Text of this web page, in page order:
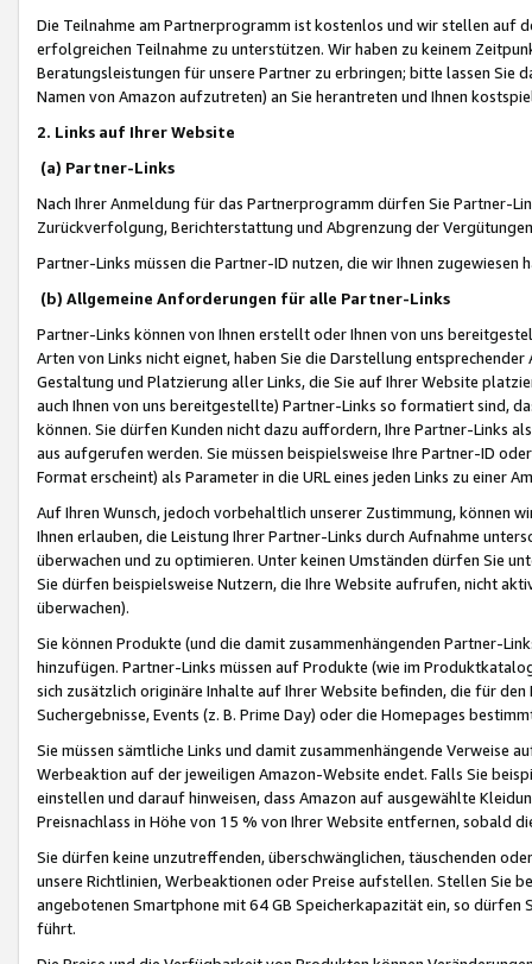
Die Teilnahme am Partnerprogramm ist kostenlos und wir stellen auf
erfolgreichen Teilnahme zu unterstützen. Wir haben zu keinem
Beratungsleistungen für unsere Partner zu erbringen; bitte lassen Sie
Namen von Amazon aufzutreten) an Sie herantreten und Ihnen
2. Links auf Ihrer Website
(a) Partner-Links
Nach Ihrer Anmeldung für das Partnerprogramm dürfen Sie Partner-
Zurückverfolgung, Berichterstattung und Abgrenzung der
Partner-Links müssen die Partner-ID nutzen, die wir Ihnen zugewiesen
(b) Allgemeine Anforderungen für alle Partner-Links
Partner-Links können von Ihnen erstellt oder Ihnen von uns
Arten von Links nicht eignet, haben Sie die Darstellung
Gestaltung und Platzierung aller Links, die Sie auf Ihrer Website
auch Ihnen von uns bereitgestellte) Partner-Links so formatiert sind,
können. Sie dürfen Kunden nicht dazu auffordern, Ihre Partner-Links
aus aufgerufen werden. Sie müssen beispielsweise Ihre Partner-ID
Format erscheint) als Parameter in die URL eines jeden Links zu einer
Auf Ihren Wunsch, jedoch vorbehaltlich unserer Zustimmung, können
Ihnen erlauben, die Leistung Ihrer Partner-Links durch Aufnahme
überwachen und zu optimieren. Unter keinen Umständen dürfen Sie
Sie dürfen beispielsweise Nutzern, die Ihre Website aufrufen, nicht
überwachen).
Sie können Produkte (und die damit zusammenhängenden Partner-
hinzufügen. Partner-Links müssen auf Produkte (wie im
sich zusätzlich originäre Inhalte auf Ihrer Website befinden, die für
Suchergebnisse, Events (z. B. Prime Day) oder die Homepages
Sie müssen sämtliche Links und damit zusammenhängende
Werbeaktion auf der jeweiligen Amazon-Website endet. Falls Sie
einstellen und darauf hinweisen, dass Amazon auf ausgewählte
Preisnachlass in Höhe von 15 % von Ihrer Website entfernen, sobald
Sie dürfen keine unzutreffenden, überschwänglichen, täuschenden
unsere Richtlinien, Werbeaktionen oder Preise aufstellen. Stellen Sie
angebotenen Smartphone mit 64 GB Speicherkapazität ein, so dürfen
führt.